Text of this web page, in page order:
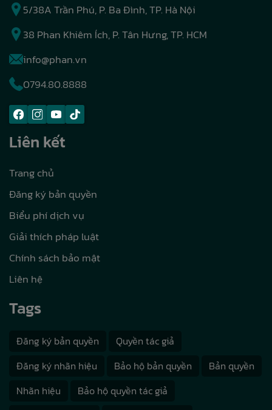
5/38A Trần Phú, P. Ba Đình, TP. Hà Nội
38 Phan Khiêm Ích, P. Tân Hưng, TP. HCM
info@phan.vn
0794.80.8888
Liên kết
Trang chủ
Đăng ký bản quyền
Biểu phí dịch vụ
Giải thích pháp luật
Chính sách bảo mật
Liên hệ
Tags
Đăng ký bản quyền
Quyền tác giả
Đăng ký nhãn hiệu
Bảo hộ bản quyền
Bản quyền
Nhãn hiệu
Bảo hộ quyền tác giả